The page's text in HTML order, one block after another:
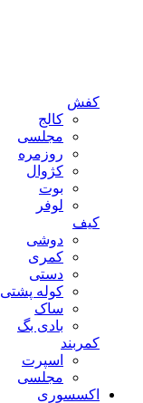
کفش
کالج
مجلسی
روزمره
کژوال
بوت
لوفر
کیف
دوشی
کمری
دستی
کوله پشتی
ساک
بادی بگ
کمربند
اسپرت
مجلسی
اکسسوری